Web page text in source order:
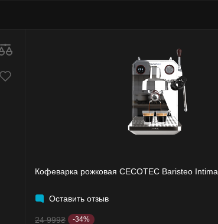
Кофеварка рожковая CECOTEC Baristeo Intima
Оставить отзыв
24 999₴ -34%